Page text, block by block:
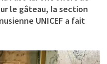
le gâteau, la section
UNICEF a fait